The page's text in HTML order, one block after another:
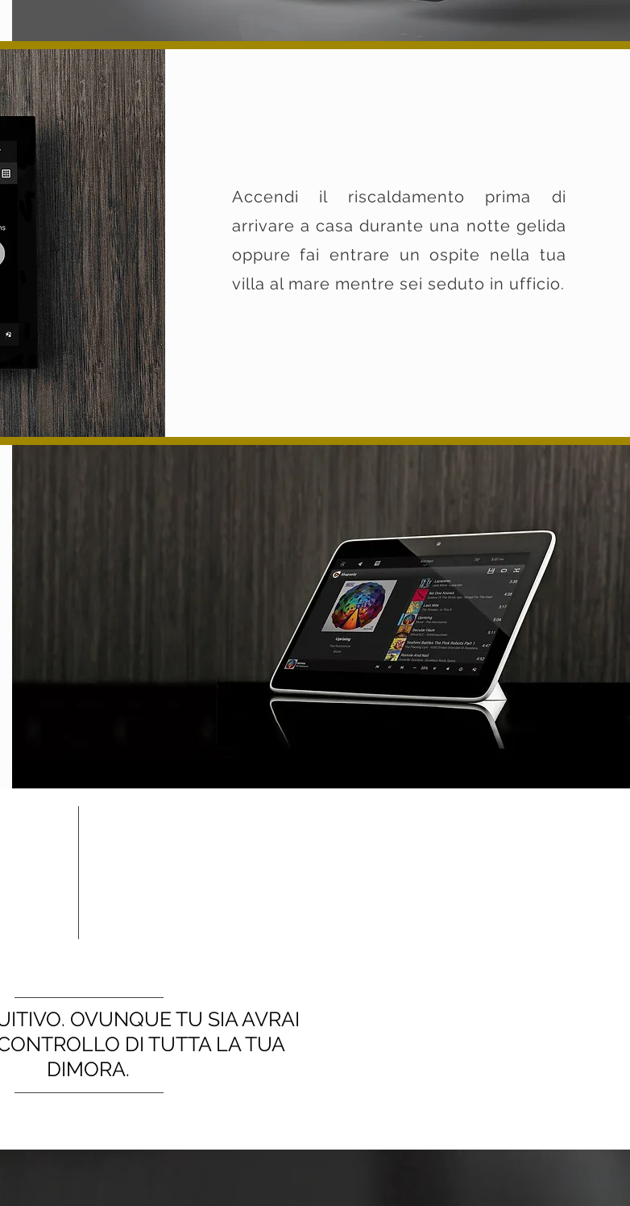
Accendi il riscaldamento prima di
arrivare a casa durante una notte gelida
oppure fai entrare un ospite nella tua
villa al mare mentre sei seduto in ufficio.
OVUNQUE TU SIA AVRAI
DI TUTTA LA TUA
DIMORA.